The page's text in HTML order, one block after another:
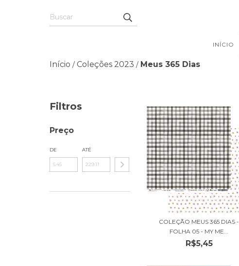
INÍCIO
Início / Coleções 2023 / Meus 365 Dias
Filtros
Preço
DE ATÉ
COLEÇÃO MEUS 365 DIAS -
FOLHA 05 - MY ME...
R$5,45